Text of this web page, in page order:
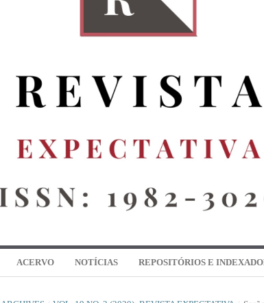
ACERVO NOTÍCIAS REPOSITÓRIOS E